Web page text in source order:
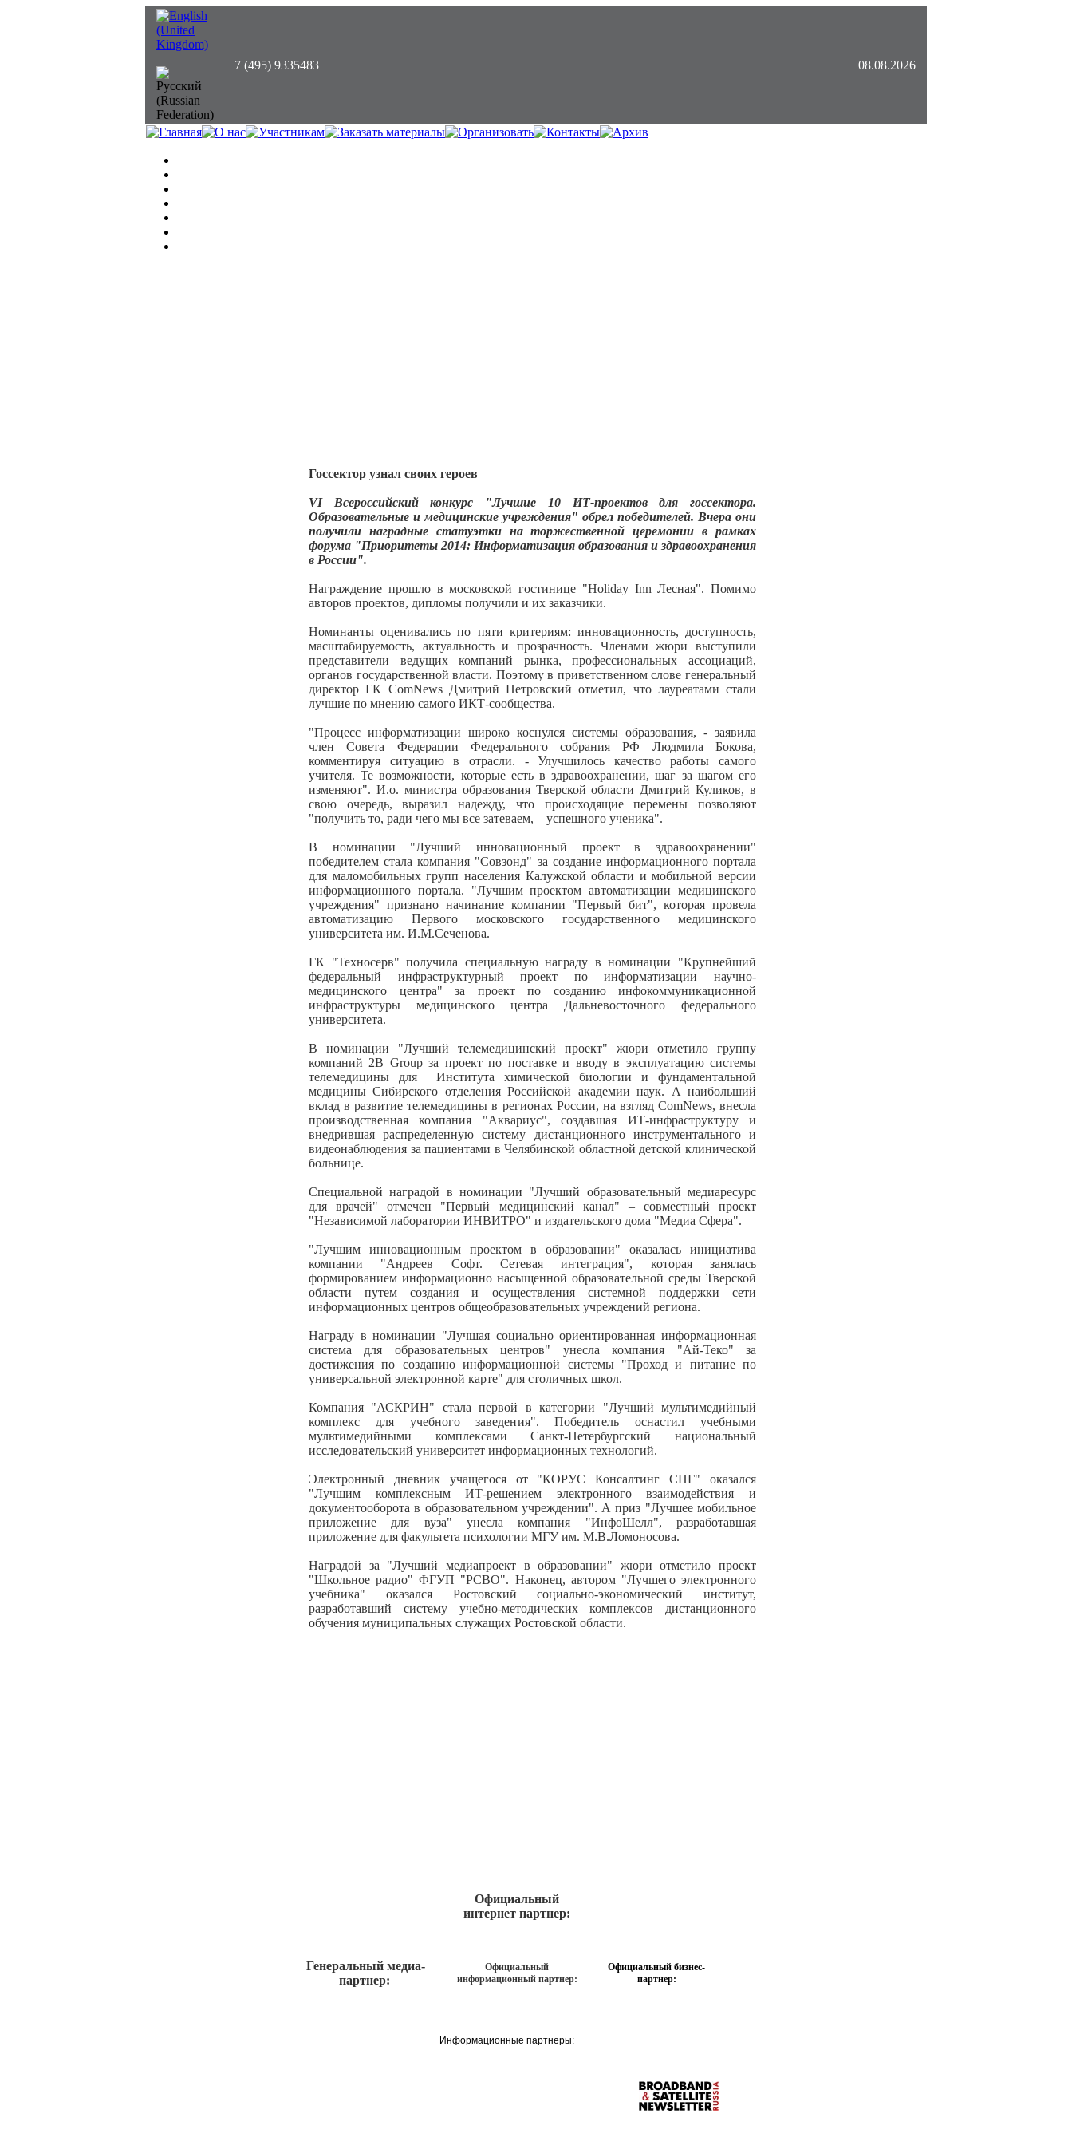
+7 (495) 9335483 08.08.2026
Госсектор узнал своих героев
VI Всероссийский конкурс "Лучшие 10 ИТ-проектов для госсектора.
Образовательные и медицинские учреждения" обрел победителей. Вчера они
получили наградные статуэтки на торжественной церемонии в рамках
форума "Приоритеты 2014: Информатизация образования и здравоохранения
в России".
Награждение прошло в московской гостинице "Holiday Inn Лесная". Помимо
авторов проектов, дипломы получили и их заказчики.
Номинанты оценивались по пяти критериям: инновационность, доступность,
масштабируемость, актуальность и прозрачность. Членами жюри выступили
представители ведущих компаний рынка, профессиональных ассоциаций,
органов государственной власти. Поэтому в приветственном слове генеральный
директор ГК ComNews Дмитрий Петровский отметил, что лауреатами стали
лучшие по мнению самого ИКТ-сообщества.
"Процесс информатизации широко коснулся системы образования, - заявила
член Совета Федерации Федерального собрания РФ Людмила Бокова,
комментируя ситуацию в отрасли. - Улучшилось качество работы самого
учителя. Те возможности, которые есть в здравоохранении, шаг за шагом его
изменяют". И.о. министра образования Тверской области Дмитрий Куликов, в
свою очередь, выразил надежду, что происходящие перемены позволяют
"получить то, ради чего мы все затеваем, – успешного ученика".
В номинации "Лучший инновационный проект в здравоохранении"
победителем стала компания "Совзонд" за создание информационного портала
для маломобильных групп населения Калужской области и мобильной версии
информационного портала. "Лучшим проектом автоматизации медицинского
учреждения" признано начинание компании "Первый бит", которая провела
автоматизацию Первого московского государственного медицинского
университета им. И.М.Сеченова.
ГК "Техносерв" получила специальную награду в номинации "Крупнейший
федеральный инфраструктурный проект по информатизации научно-
медицинского центра" за проект по созданию инфокоммуникационной
инфраструктуры медицинского центра Дальневосточного федерального
университета.
В номинации "Лучший телемедицинский проект" жюри отметило группу
компаний 2B Group за проект по поставке и вводу в эксплуатацию системы
телемедицины для Института химической биологии и фундаментальной
медицины Сибирского отделения Российской академии наук. А наибольший
вклад в развитие телемедицины в регионах России, на взгляд ComNews, внесла
производственная компания "Аквариус", создавшая ИТ-инфраструктуру и
внедрившая распределенную систему дистанционного инструментального и
видеонаблюдения за пациентами в Челябинской областной детской клинической
больнице.
Специальной наградой в номинации "Лучший образовательный медиаресурс
для врачей" отмечен "Первый медицинский канал" – совместный проект
"Независимой лаборатории ИНВИТРО" и издательского дома "Медиа Сфера".
"Лучшим инновационным проектом в образовании" оказалась инициатива
компании "Андреев Софт. Сетевая интеграция", которая занялась
формированием информационно насыщенной образовательной среды Тверской
области путем создания и осуществления системной поддержки сети
информационных центров общеобразовательных учреждений региона.
Награду в номинации "Лучшая социально ориентированная информационная
система для образовательных центров" унесла компания "Ай-Теко" за
достижения по созданию информационной системы "Проход и питание по
универсальной электронной карте" для столичных школ.
Компания "АСКРИН" стала первой в категории "Лучший мультимедийный
комплекс для учебного заведения". Победитель оснастил учебными
мультимедийными комплексами Санкт-Петербургский национальный
исследовательский университет информационных технологий.
Электронный дневник учащегося от "КОРУС Консалтинг СНГ" оказался
"Лучшим комплексным ИТ-решением электронного взаимодействия и
документооборота в образовательном учреждении". А приз "Лучшее мобильное
приложение для вуза" унесла компания "ИнфоШелл", разработавшая
приложение для факультета психологии МГУ им. М.В.Ломоносова.
Наградой за "Лучший медиапроект в образовании" жюри отметило проект
"Школьное радио" ФГУП "РСВО". Наконец, автором "Лучшего электронного
учебника" оказался Ростовский социально-экономический институт,
разработавший систему учебно-методических комплексов дистанционного
обучения муниципальных служащих Ростовской области.
Официальный
интернет партнер:
Генеральный медиа-
партнер:
Официальный
информационный партнер:
Официальный бизнес-
партнер:
Информационные партнеры: